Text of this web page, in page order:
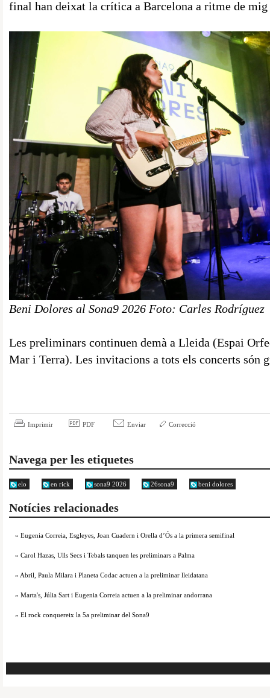
final han deixat la crítica a Barcelona a ritme de mig
Beni Dolores al Sona9 2026 Foto: Carles Rodríguez
Les preliminars continuen demà a Lleida (Espai
Mar i Terra). Les invitacions a tots els concerts són
Imprimir PDF Enviar Correcció
Navega per les etiquetes
elo en rick sona9 2026 26sona9 beni dolores
Notícies relacionades
» Eugenia Correia, Esgleyes, Joan Cuadern i Orella d’Ós a la primera semifinal
» Carol Hazas, Ulls Secs i Tebals tanquen les preliminars a Palma
» Abril, Paula Milara i Planeta Codac actuen a la preliminar lleidatana
» Marta's, Júlia Sart i Eugenia Correia actuen a la preliminar andorrana
» El rock conquereix la 5a preliminar del Sona9